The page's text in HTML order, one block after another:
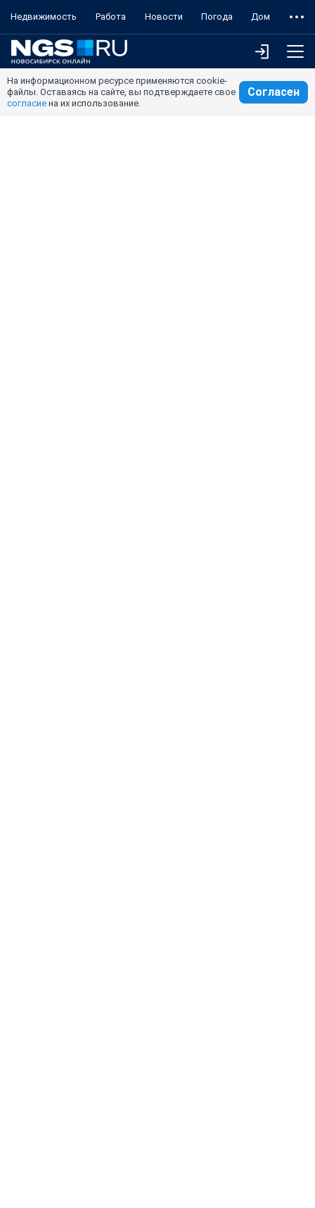
Недвижимость Работа Новости Погода Дом
На информационном ресурсе применяются cookie-
файлы. Оставаясь на сайте, вы подтверждаете свое
согласие на их использование.
Согласен